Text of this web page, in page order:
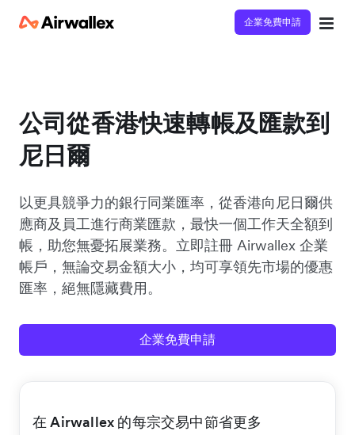
企業免費申請
公司從香港快速轉帳及匯款到
尼日爾
以更具競爭力的銀行同業匯率，從香港向尼日爾供
應商及員工進行商業匯款，最快一個工作天全額到
帳，助您無憂拓展業務。立即註冊 Airwallex 企業
帳戶，無論交易金額大小，均可享領先市場的優惠
匯率，絕無隱藏費用。
企業免費申請
在 Airwallex 的每宗交易中節省更多